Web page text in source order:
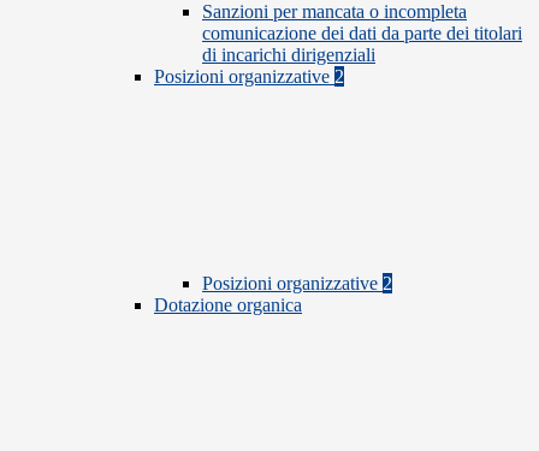
Sanzioni per mancata o incompleta
comunicazione dei dati da parte dei titolari
di incarichi dirigenziali
Posizioni organizzative 2
Posizioni organizzative 2
Dotazione organica